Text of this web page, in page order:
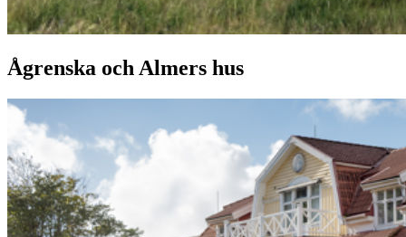
Ågrenska och Almers hus